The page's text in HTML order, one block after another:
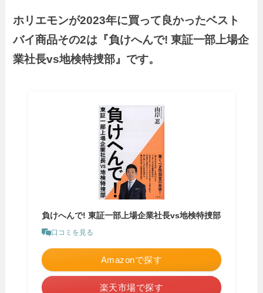
ホリエモンが2023年に買って良かったベスト
バイ商品その2は『負けへんで! 東証一部上場企
業社長vs地検特捜部』です。
負けへんで! 東証一部上場企業社長vs地検特捜部
口コミを見る
Amazonで探す
楽天市場で探す